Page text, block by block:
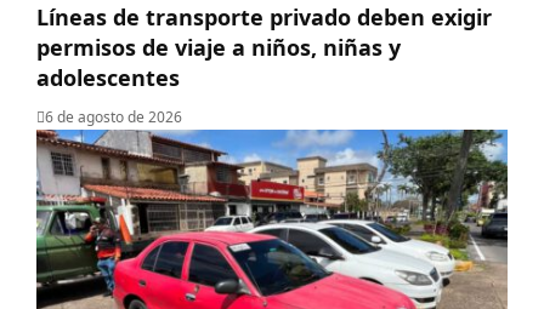
Líneas de transporte privado deben exigir
permisos de viaje a niños, niñas y
adolescentes
6 de agosto de 2026